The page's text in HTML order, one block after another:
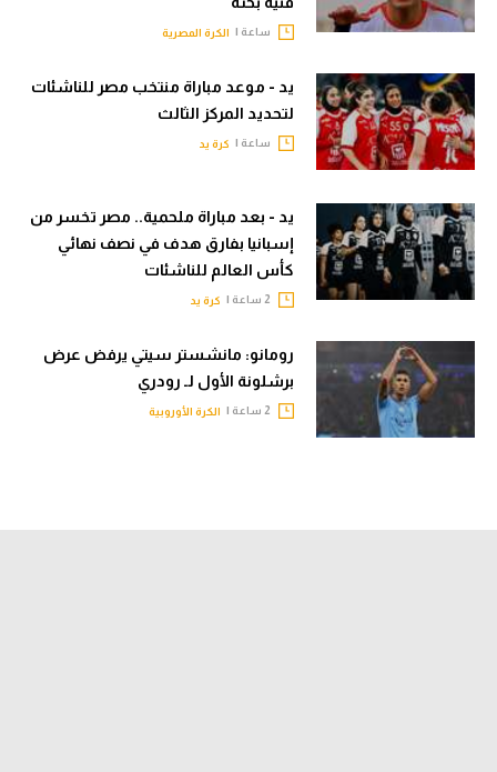
ساعة | الكرة المصرية
يد - موعد مباراة منتخب مصر للناشئات
لتحديد المركز الثالث
ساعة | كرة يد
يد - بعد مباراة ملحمية.. مصر تخسر من
إسبانيا بفارق هدف في نصف نهائي
كأس العالم للناشئات
كرة يد
رومانو: مانشستر سيتي يرفض عرض
برشلونة الأول لـ رودري
الكرة الأوروبية